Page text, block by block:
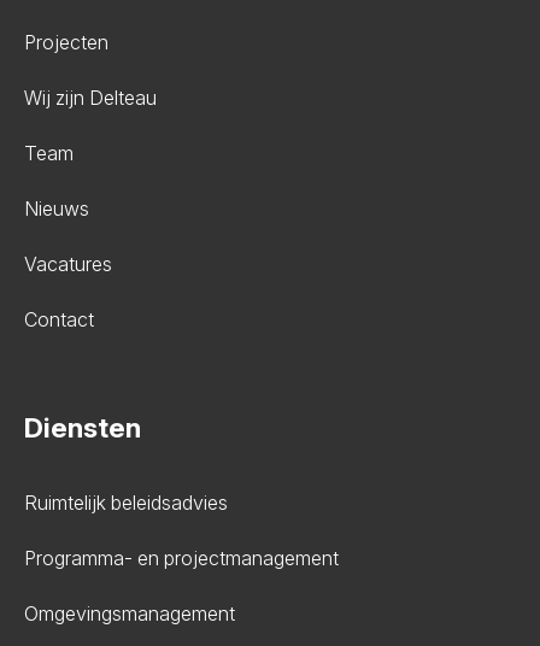
Projecten
Wij zijn Delteau
Team
Nieuws
Vacatures
Contact
Diensten
Ruimtelijk beleidsadvies
Programma- en projectmanagement
Omgevingsmanagement